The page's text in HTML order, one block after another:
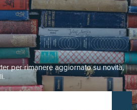
per rimanere aggiornato su novità,